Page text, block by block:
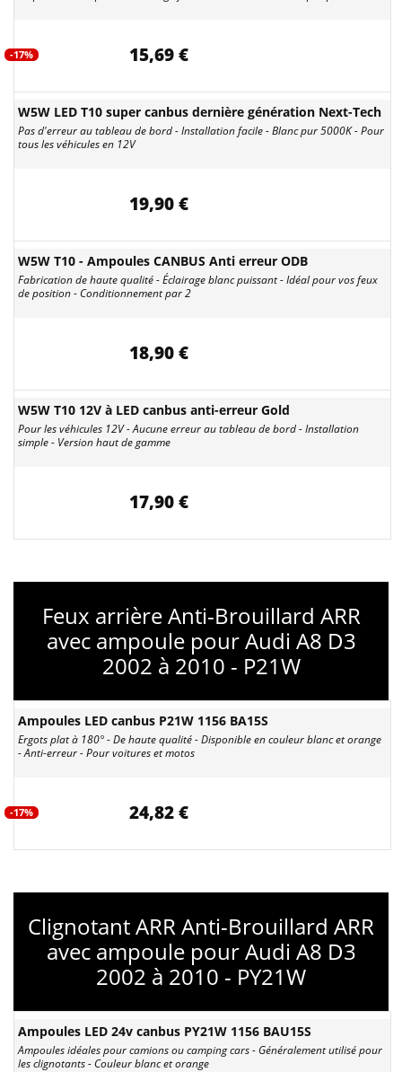
-17% 15,69 €
W5W LED T10 super canbus dernière génération Next-Tech
Pas d'erreur au tableau de bord - Installation facile - Blanc pur 5000K - Pour
tous les véhicules en 12V
19,90 €
W5W T10 - Ampoules CANBUS Anti erreur ODB
Fabrication de haute qualité - Éclairage blanc puissant - Idéal pour vos feux
de position - Conditionnement par 2
18,90 €
W5W T10 12V à LED canbus anti-erreur Gold
Pour les véhicules 12V - Aucune erreur au tableau de bord - Installation
simple - Version haut de gamme
17,90 €
Feux arrière Anti-Brouillard ARR
avec ampoule pour Audi A8 D3
2002 à 2010 - P21W
Ampoules LED canbus P21W 1156 BA15S
Ergots plat à 180° - De haute qualité - Disponible en couleur blanc et orange
- Anti-erreur - Pour voitures et motos
-17% 24,82 €
Clignotant ARR Anti-Brouillard ARR
avec ampoule pour Audi A8 D3
2002 à 2010 - PY21W
Ampoules LED 24v canbus PY21W 1156 BAU15S
Ampoules idéales pour camions ou camping cars - Généralement utilisé pour
les clignotants - Couleur blanc et orange